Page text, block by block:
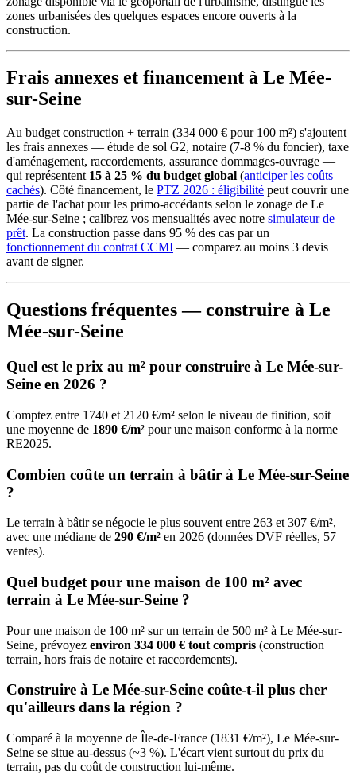
zones urbanisées des quelques espaces encore ouverts à la
construction.
Frais annexes et financement à Le Mée-
sur-Seine
Au budget construction + terrain (334 000 € pour 100 m²) s'ajoutent
les frais annexes — étude de sol G2, notaire (7-8 % du foncier), taxe
d'aménagement, raccordements, assurance dommages-ouvrage —
qui représentent 15 à 25 % du budget global (anticiper les coûts
cachés). Côté financement, le PTZ 2026 : éligibilité peut couvrir une
partie de l'achat pour les primo-accédants selon le zonage de Le
Mée-sur-Seine ; calibrez vos mensualités avec notre simulateur de
prêt. La construction passe dans 95 % des cas par un
fonctionnement du contrat CCMI — comparez au moins 3 devis
avant de signer.
Questions fréquentes — construire à Le
Mée-sur-Seine
Quel est le prix au m² pour construire à Le Mée-sur-
Seine en 2026 ?
Comptez entre 1740 et 2120 €/m² selon le niveau de finition, soit
une moyenne de 1890 €/m² pour une maison conforme à la norme
RE2025.
Combien coûte un terrain à bâtir à Le Mée-sur-Seine
?
Le terrain à bâtir se négocie le plus souvent entre 263 et 307 €/m²,
avec une médiane de 290 €/m² en 2026 (données DVF réelles, 57
ventes).
Quel budget pour une maison de 100 m² avec
terrain à Le Mée-sur-Seine ?
Pour une maison de 100 m² sur un terrain de 500 m² à Le Mée-sur-
Seine, prévoyez environ 334 000 € tout compris (construction +
terrain, hors frais de notaire et raccordements).
Construire à Le Mée-sur-Seine coûte-t-il plus cher
qu'ailleurs dans la région ?
Comparé à la moyenne de Île-de-France (1831 €/m²), Le Mée-sur-
Seine se situe au-dessus (~3 %). L'écart vient surtout du prix du
terrain, pas du coût de construction lui-même.